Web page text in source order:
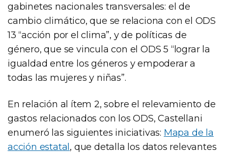
gabinetes nacionales transversales: el de
cambio climático, que se relaciona con el ODS
13 “acción por el clima”, y de políticas de
género, que se vincula con el ODS 5 “lograr la
igualdad entre los géneros y empoderar a
todas las mujeres y niñas”.
En relación al ítem 2, sobre el relevamiento de
gastos relacionados con los ODS, Castellani
enumeró las siguientes iniciativas: Mapa de la
acción estatal , que detalla los datos relevantes